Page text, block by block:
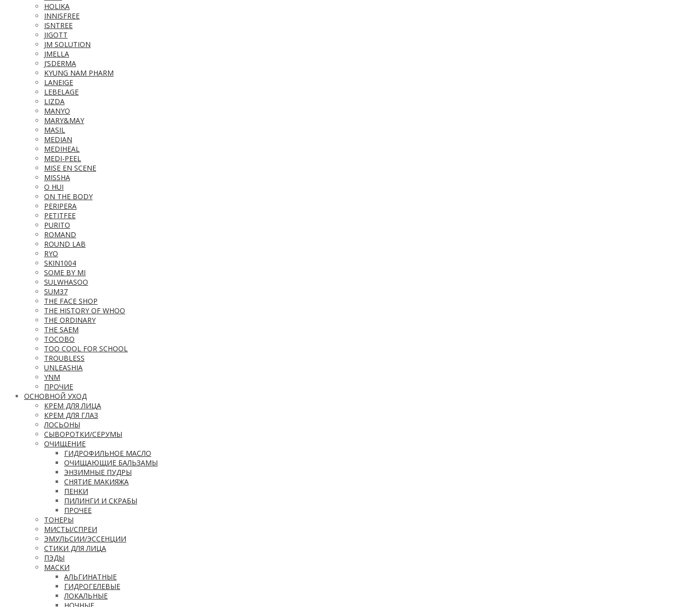
HOLIKA
INNISFREE
ISNTREE
JIGOTT
JM SOLUTION
JMELLA
J’SDERMA
KYUNG NAM PHARM
LANEIGE
LEBELAGE
LIZDA
MANYO
MARY&MAY
MASIL
MEDIAN
MEDIHEAL
MEDI-PEEL
MISE EN SCENE
MISSHA
O HUI
ON THE BODY
PERIPERA
PETITFEE
PURITO
ROMAND
ROUND LAB
RYO
SKIN1004
SOME BY MI
SULWHASOO
SUM37
THE FACE SHOP
THE HISTORY OF WHOO
THE ORDINARY
THE SAEM
TOCOBO
TOO COOL FOR SCHOOL
TROUBLESS
UNLEASHIA
YNM
ПРОЧИЕ
ОСНОВНОЙ УХОД
КРЕМ ДЛЯ ЛИЦА
КРЕМ ДЛЯ ГЛАЗ
ЛОСЬОНЫ
СЫВОРОТКИ/СЕРУМЫ
ОЧИЩЕНИЕ
ГИДРОФИЛЬНОЕ МАСЛО
ОЧИЩАЮЩИЕ БАЛЬЗАМЫ
ЭНЗИМНЫЕ ПУДРЫ
СНЯТИЕ МАКИЯЖА
ПЕНКИ
ПИЛИНГИ И СКРАБЫ
ПРОЧЕЕ
ТОНЕРЫ
МИСТЫ/СПРЕИ
ЭМУЛЬСИИ/ЭССЕНЦИИ
СТИКИ ДЛЯ ЛИЦА
ПЭДЫ
МАСКИ
АЛЬГИНАТНЫЕ
ГИДРОГЕЛЕВЫЕ
ЛОКАЛЬНЫЕ